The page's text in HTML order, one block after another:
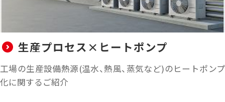
生産プロセス×ヒートポンプ
工場の生産設備熱源(温水、熱風、蒸気など)のヒートポンプ
化に関するご紹介